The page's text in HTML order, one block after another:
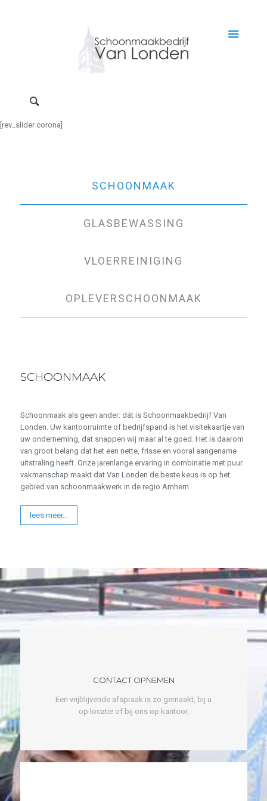
[rev_slider corona]
SCHOONMAAK
GLASBEWASSING
VLOERREINIGING
OPLEVERSCHOONMAAK
SCHOONMAAK
Schoonmaak als geen ander: dát is Schoonmaakbedrijf Van
Londen. Uw kantoorruimte of bedrijfspand is het visitekaartje van
uw onderneming, dat snappen wij maar al te goed. Het is daarom
van groot belang dat het een nette, frisse en vooral aangename
uitstraling heeft. Onze jarenlange ervaring in combinatie met puur
vakmanschap maakt dat Van Londen de beste keus is op het
gebied van schoonmaakwerk in de regio Arnhem.
lees meer...
CONTACT OPNEMEN
Een vrijblijvende afspraak is zo gemaakt, bij u
op locatie of bij ons op kantoor.